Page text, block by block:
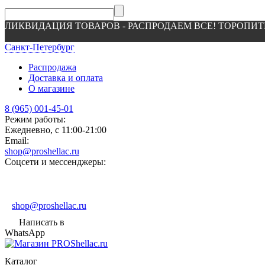
ЛИКВИДАЦИЯ ТОВАРОВ - РАСПРОДАЕМ ВСЕ!
Санкт-Петербург
Распродажа
Доставка и оплата
О магазине
8 (965) 001-45-01
Режим работы:
Ежедневно, с 11:00-21:00
Email:
shop@proshellac.ru
Соцсети и мессенджеры:
shop@proshellac.ru
Написать в
WhatsApp
Каталог